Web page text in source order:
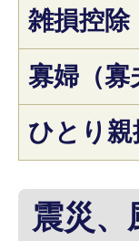
雑損控除
寡婦（寡
ひとり親
震災